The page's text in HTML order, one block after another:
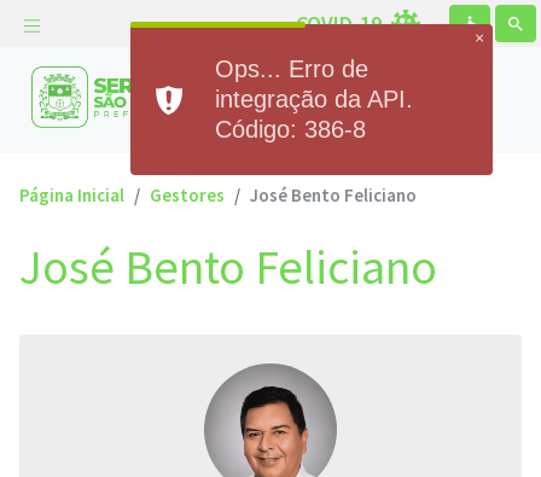
COVID-19 accessible search
Prefeitura Municipal de
Serra de São Bento
Página Inicial Gestores José Bento Feliciano
José Bento Feliciano
×
Ops... Erro de
integração da API.
Código: 386-8